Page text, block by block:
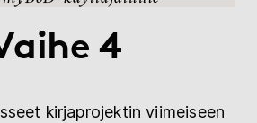
4
kirjaprojektin viimeiseen